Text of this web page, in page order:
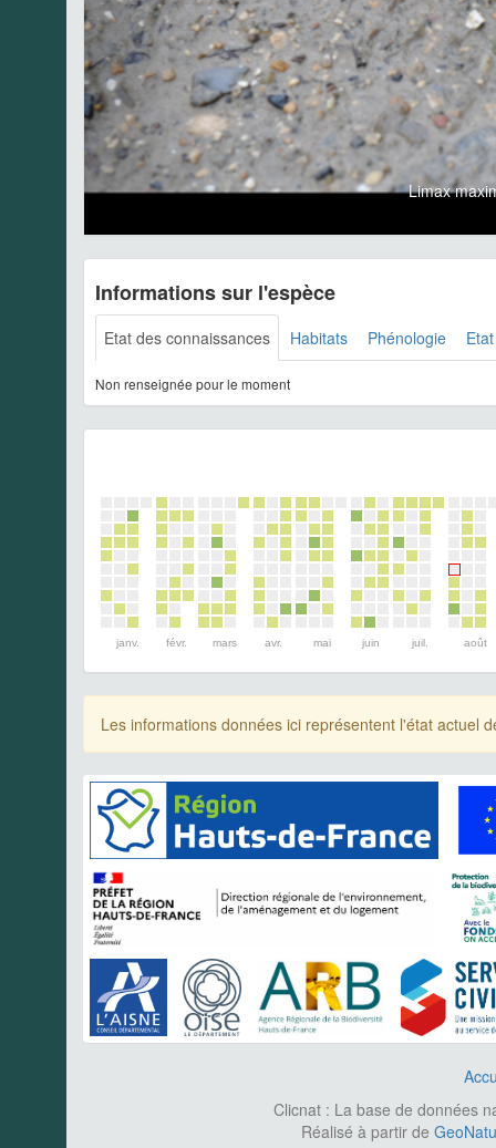
Limax
Informations sur l'espèce
Etat des connaissances Habitats Phénologie
Non renseignée pour le moment
janv. févr. mars avr. mai juin juil. août
Les informations données ici représentent l'état actuel
Clicnat : La base de données
Réalisé à partir de